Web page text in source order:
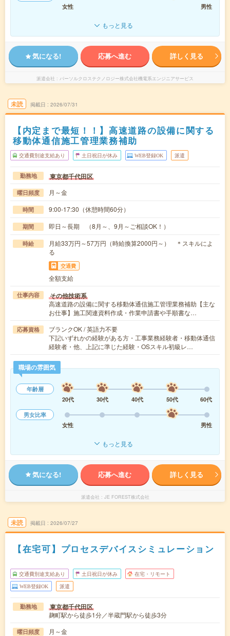
女性
男性
もっと見る
気になる! 応募へ進む 詳しく見る
派遣会社 パーソルクロステクノロジー株式会社機電系エンジニアサービス
未読 掲載日 2026/07/31
【内定まで最短！！】高速道路の設備に関する
移動体通信施工管理業務補助
交通費別途支給あり 土日祝日が休み WEB登録OK 派遣
勤務地 東京都千代田区
曜日頻度 月～金
時間 9:00-17:30（休憩時間60分）
期間 即日～長期 （8月～、9月～ご相談OK！）
時給
月給33万円～57万円（時給換算2000円～） ＊スキルによ
る
交通費
全額支給
仕事内容 その他技術系
高速道路の設備に関する移動体通信施工管理業務補助【主な
お仕事】施工関連資料作成・作業申請書や手順書な…
応募資格
ブランクOK / 英語力不要
下記いずれかの経験がある方・工事業務経験者・移動体通信
経験者・他、上記に準じた経験・OSスキル初級レ…
職場の雰囲気
年齢層
20代
30代 40代 50代
60代
男女比率
女性
男性
もっと見る
気になる! 応募へ進む 詳しく見る
派遣会社 JE FOREST株式会社
未読 掲載日 2026/07/27
【在宅可】プロセスデバイスシミュレーション
交通費別途支給あり 土日祝日が休み 在宅・リモート
WEB登録OK 派遣
勤務地 東京都千代田区
麹町駅から徒歩1分／半蔵門駅から徒歩3分
曜日頻度 月～金